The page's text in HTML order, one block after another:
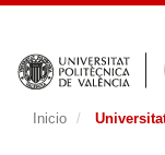
Inicio